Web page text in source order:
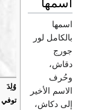
وُلِدَ
توفي
اسمها
بالكامل لور
جورج
دقاش،
وحُرف
الاسم الأخير
إلى دكاش،